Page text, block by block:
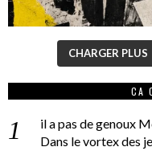
CHARGER PLUS
CA
il a pas de genoux
Dans le vortex des